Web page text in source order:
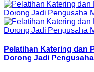
Pelatihan Katering dan
Dorong Jadi